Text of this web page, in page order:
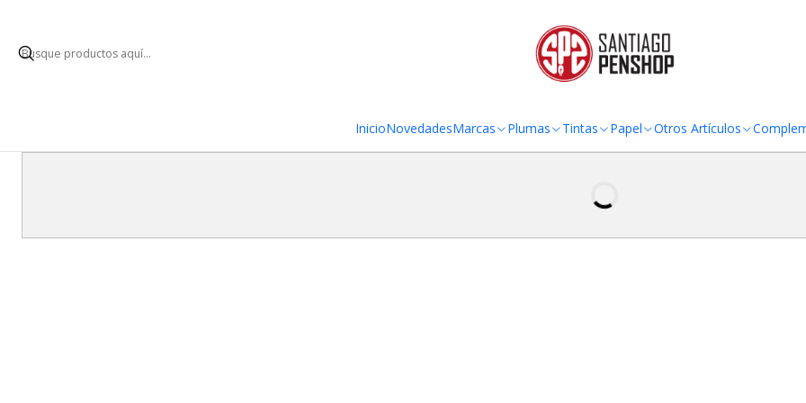
InicioNovedadesMarcas Plumas Tintas Papel Otros Artículos